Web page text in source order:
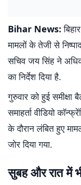
Bihar News:
मामलों के तेजी से
सचिव जय सिंह ने
का निर्देश दिया है.
गुरुवार को हुई
समाहर्ता वीडियो
के दौरान लंबित हुए
जोर दिया गया.
सुबह और रात में